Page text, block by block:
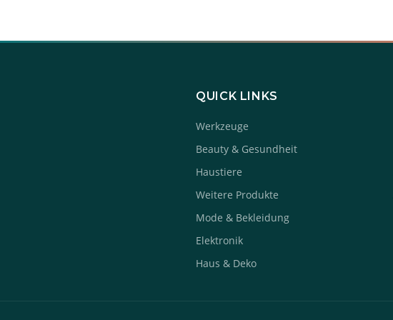
QUICK LINKS
Werkzeuge
Beauty & Gesundheit
Haustiere
Weitere Produkte
Mode & Bekleidung
Elektronik
Haus & Deko